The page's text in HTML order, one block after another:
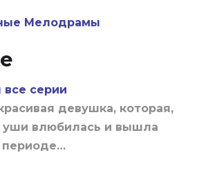
Мелодрамы
серии
девушка, которая,
уши влюбилась и вышла
периоде…